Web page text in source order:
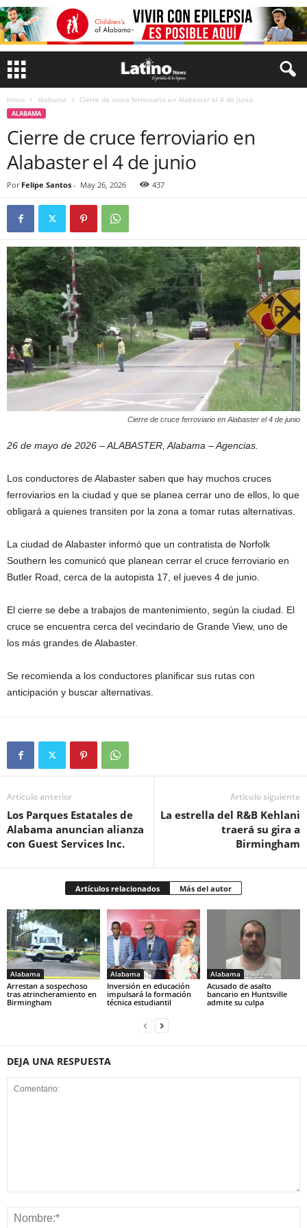
Inicio Alabama Cierre de cruce ferroviario en Alabaster el 4 de junio
ALABAMA
Cierre de cruce ferroviario en
Alabaster el 4 de junio
Por Felipe Santos - May 26, 2026 437
Cierre de cruce ferroviario en Alabaster el 4 de junio
26 de mayo de 2026 – ALABASTER, Alabama – Agencias.
Los conductores de Alabaster saben que hay muchos cruces
ferroviarios en la ciudad y que se planea cerrar uno de ellos, lo que
obligará a quienes transiten por la zona a tomar rutas alternativas.
La ciudad de Alabaster informó que un contratista de Norfolk
Southern les comunicó que planean cerrar el cruce ferroviario en
Butler Road, cerca de la autopista 17, el jueves 4 de junio.
El cierre se debe a trabajos de mantenimiento, según la ciudad. El
cruce se encuentra cerca del vecindario de Grande View, uno de
los más grandes de Alabaster.
Se recomienda a los conductores planificar sus rutas con
anticipación y buscar alternativas.
Artículo anterior
Los Parques Estatales de
Alabama anuncian alianza
con Guest Services Inc.
Artículo siguiente
La estrella del R&B Kehlani
traerá su gira a
Birmingham
Artículos relacionados Más del autor
Alabama
Arrestan a sospechoso
tras atrincheramiento en
Birmingham
Alabama
Inversión en educación
impulsará la formación
técnica estudiantil
Alabama
Acusado de asalto
bancario en Huntsville
admite su culpa
DEJA UNA RESPUESTA